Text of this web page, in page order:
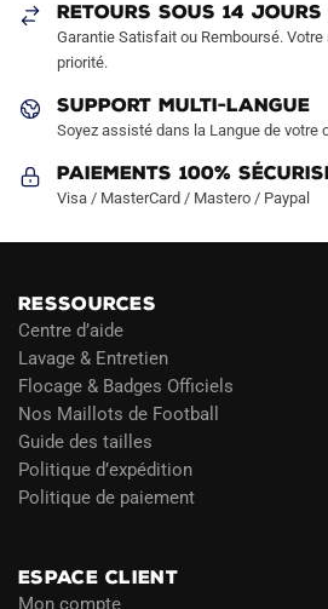
la
page
produit
RETOURS SOUS 14 JOURS
Garantie Satisfait ou Remboursé.
priorité.
SUPPORT MULTI-LANGUE
Soyez assisté dans la Langue de votre
Paiements 100%
Visa / MasterCard / Mastero / Paypal
RESSOURCES
Centre d’aide
Lavage & Entretien
Flocage & Badges Officiels
Nos Maillots de Football
Guide des tailles
Politique d’expédition
Politique de paiement
ESPACE CLIENT
Mon compte